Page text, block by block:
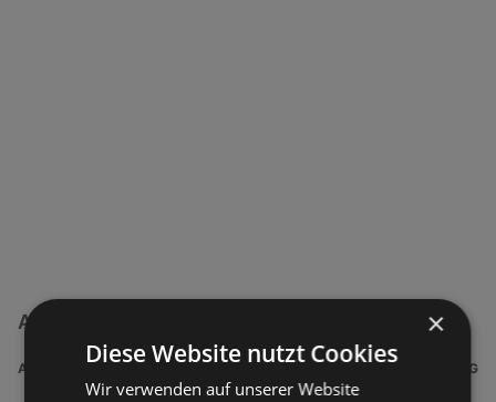
ADEG Filialen in der Nähe
ADRESSE ENTFERNUNG
×
Diese Website nutzt Cookies
Wir verwenden auf unserer Website